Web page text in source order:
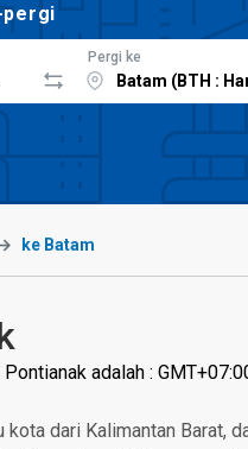
pergi
Pergi ke
ke Batam
adalah :
kota dari Kalimantan Barat,